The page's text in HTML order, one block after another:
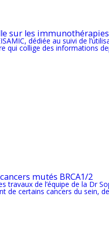
sur les immunothérapies
dédiée au suivi de
collige des informations
mutés BRCA1/2
travaux de l’équipe de la Dr
de certains cancers du sein,